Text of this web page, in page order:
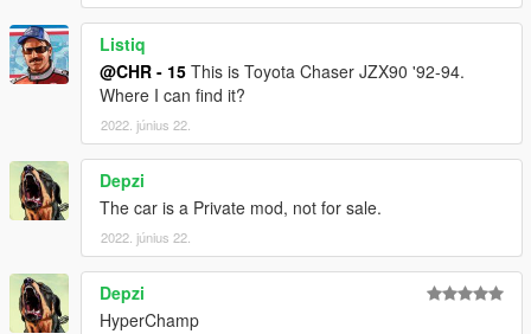
Listiq
@CHR - 15 This is Toyota Chaser JZX90 '92-94.
Where I can find it?
2022. június 22.
Depzi
The car is a Private mod, not for sale.
2022. június 22.
Depzi
HyperChamp